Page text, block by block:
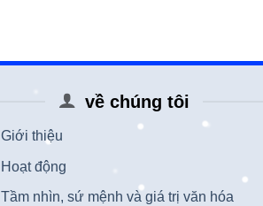
về chúng tôi
Giới thiệu
Hoạt động
Tầm nhìn, sứ mệnh và giá trị văn hóa